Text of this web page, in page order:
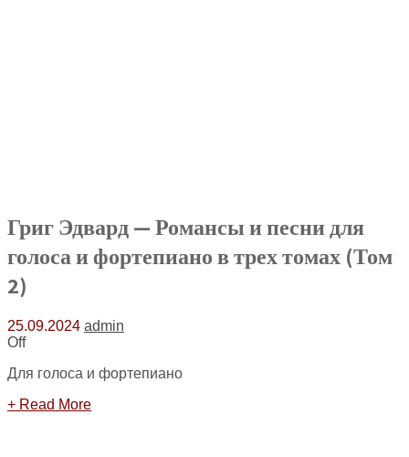
Григ Эдвард — Романсы и песни для
голоса и фортепиано в трех томах (Том
2)
25.09.2024 admin
Off
Для голоса и фортепиано
+ Read More